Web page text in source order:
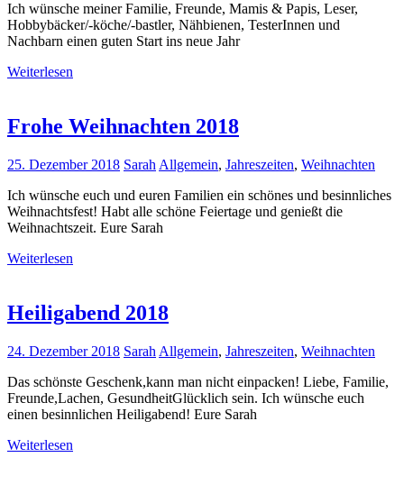
Ich wünsche meiner Familie, Freunde, Mamis & Papis, Leser,
Hobbybäcker/-köche/-bastler, Nähbienen, TesterInnen und
Nachbarn einen guten Start ins neue Jahr
Weiterlesen
Frohe Weihnachten 2018
25. Dezember 2018 Sarah Allgemein, Jahreszeiten, Weihnachten
Ich wünsche euch und euren Familien ein schönes und besinnliches
Weihnachtsfest! Habt alle schöne Feiertage und genießt die
Weihnachtszeit. Eure Sarah
Weiterlesen
Heiligabend 2018
24. Dezember 2018 Sarah Allgemein, Jahreszeiten, Weihnachten
Das schönste Geschenk,kann man nicht einpacken! Liebe, Familie,
Freunde,Lachen, GesundheitGlücklich sein. Ich wünsche euch
einen besinnlichen Heiligabend! Eure Sarah
Weiterlesen